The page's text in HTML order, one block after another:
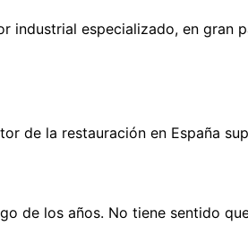
industrial especializado, en gran
de la restauración en España
de los años. No tiene sentido